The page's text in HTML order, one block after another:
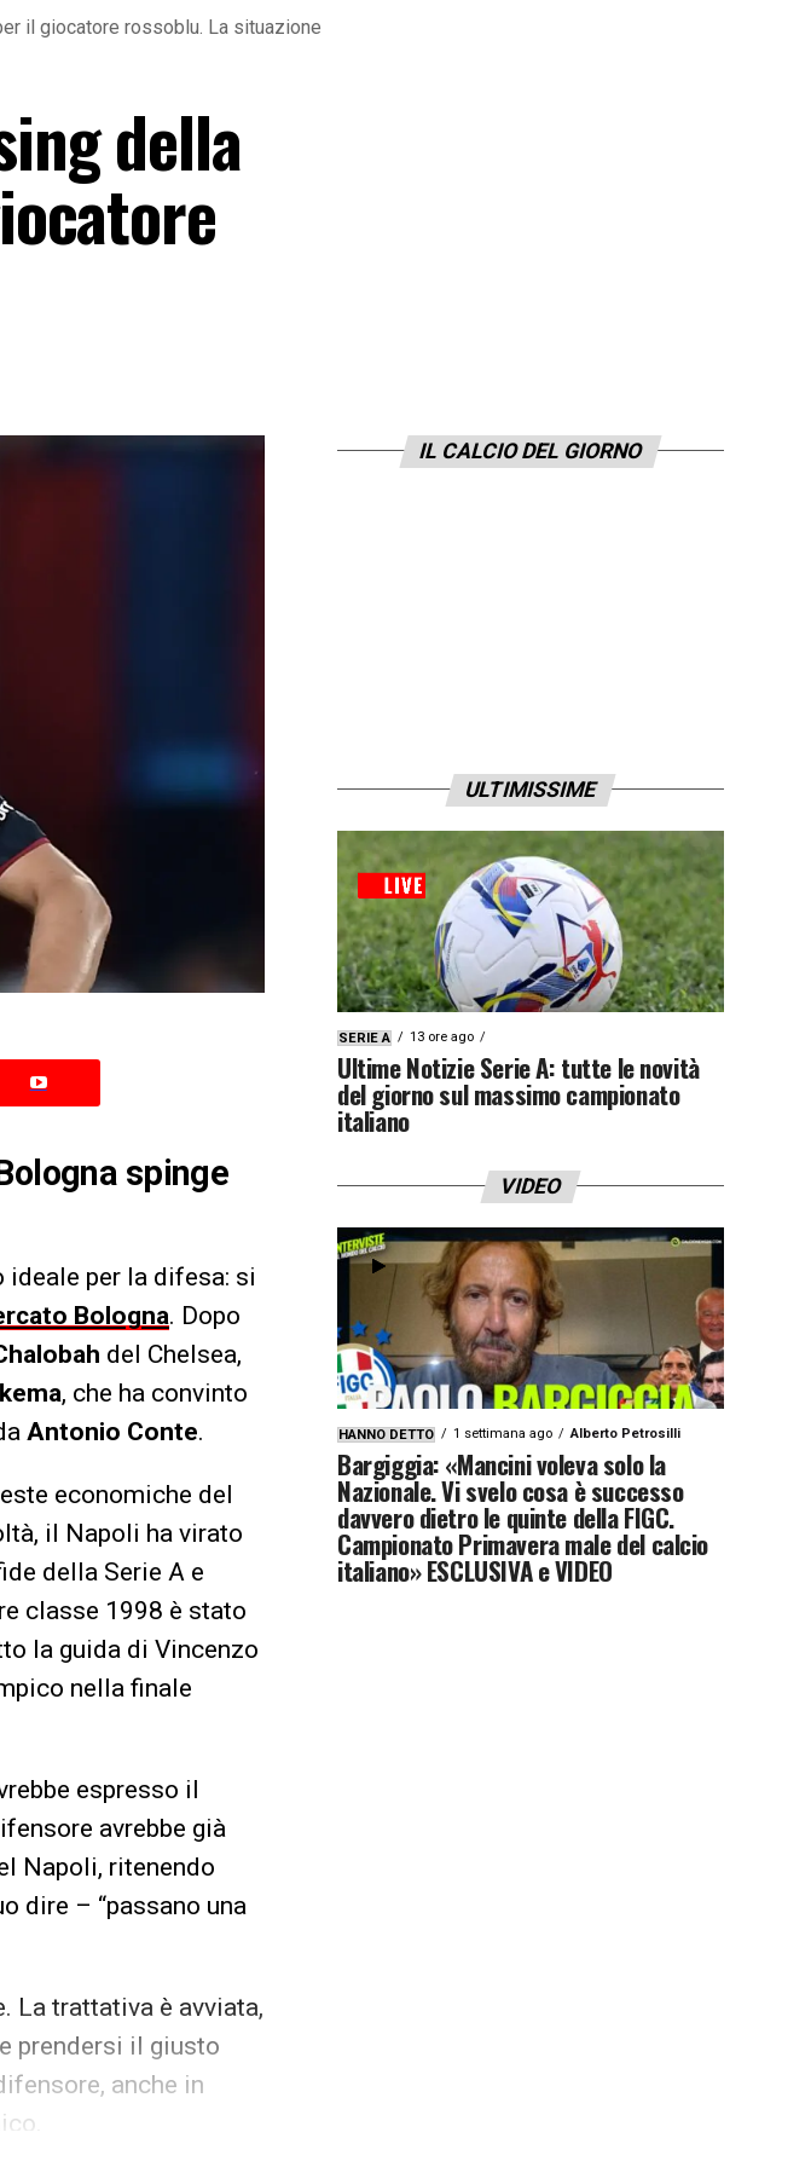
il giocatore rossoblu. La situazione
della
spinge
per la difesa: si
Bologna. Dopo
del Chelsea,
, che ha convinto
Antonio Conte.
economiche del
il Napoli ha virato
della Serie A e
classe 1998 è stato
la guida di Vincenzo
nella finale
espresso il
avrebbe già
Napoli, ritenendo
dire – “passano una
La trattativa è avviata,
prendersi il giusto
anche in
IL CALCIO DEL GIORNO
ULTIMISSIME
SERIE A 13 ore ago
Ultime Notizie Serie A: tutte le novità
del giorno sul massimo campionato
italiano
VIDEO
HANNO DETTO 1 settimana ago Alberto Petrosilli
Bargiggia: «Mancini voleva solo la
Nazionale. Vi svelo cosa è successo
davvero dietro le quinte della FIGC.
Campionato Primavera male del calcio
italiano» ESCLUSIVA e VIDEO